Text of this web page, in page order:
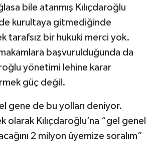
bile atanmış Kılıçdaroğlu
kurultaya gitmediğinde
tarafsız bir hukuki merci yok.
başvurulduğunda da
yönetimi lehine karar
güç değil.
gene de bu yolları deniyor.
olarak Kılıçdaroğlu’na “gel genel
2 milyon üyemize soralım”